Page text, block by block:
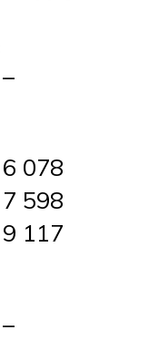
–
6 078
7 598
9 117
–